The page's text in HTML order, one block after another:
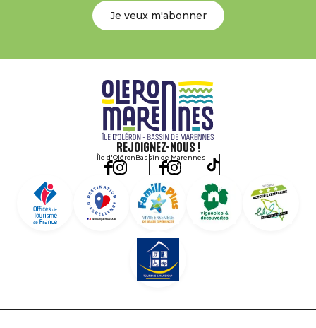
Je veux m'abonner
Rejoignez-nous !
Île d'OléronBassin de Marennes